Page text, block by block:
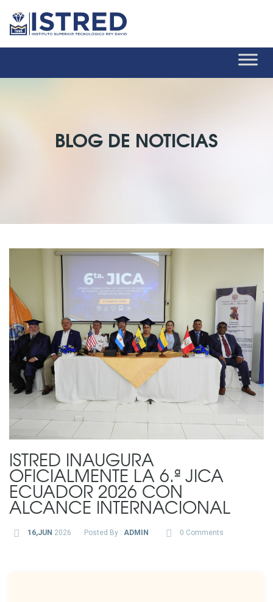
BLOG DE NOTICIAS
ISTRED INAUGURA
OFICIALMENTE LA 6.ª JICA
ECUADOR 2026 CON
ALCANCE INTERNACIONAL
16,JUN 2026 Posted By : ADMIN 0 Comments